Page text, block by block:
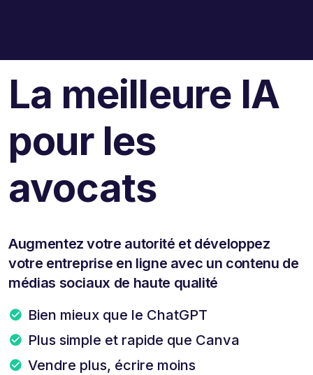
La meilleure IA
pour les
avocats
Augmentez votre autorité et développez
votre entreprise en ligne avec un contenu de
médias sociaux de haute qualité
Bien mieux que le ChatGPT
Plus simple et rapide que Canva
Vendre plus, écrire moins